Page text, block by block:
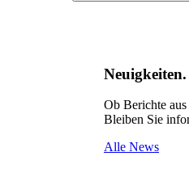
Ob Berichte
Bleiben Sie
Alle News